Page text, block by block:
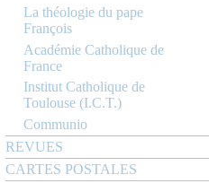
La théologie du pape
François
Académie Catholique de
France
Institut Catholique de
Toulouse (I.C.T.)
Communio
REVUES
CARTES POSTALES